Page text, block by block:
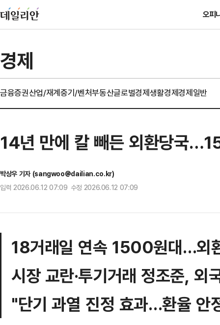
오피
경제
금융증권산업/재계중기/벤처부동산글로벌경제생활경제경제일반
14년 만에 칼 빼든 외환당국
박상우 기자 (sangwoo@dailian.co.kr)
입력 2026.06.12 07:09 수정 2026.06.12 07:09
18거래일 연속 1500원대…외
시장 교란·투기거래 정조준, 외
"단기 과열 진정 효과…환율 안